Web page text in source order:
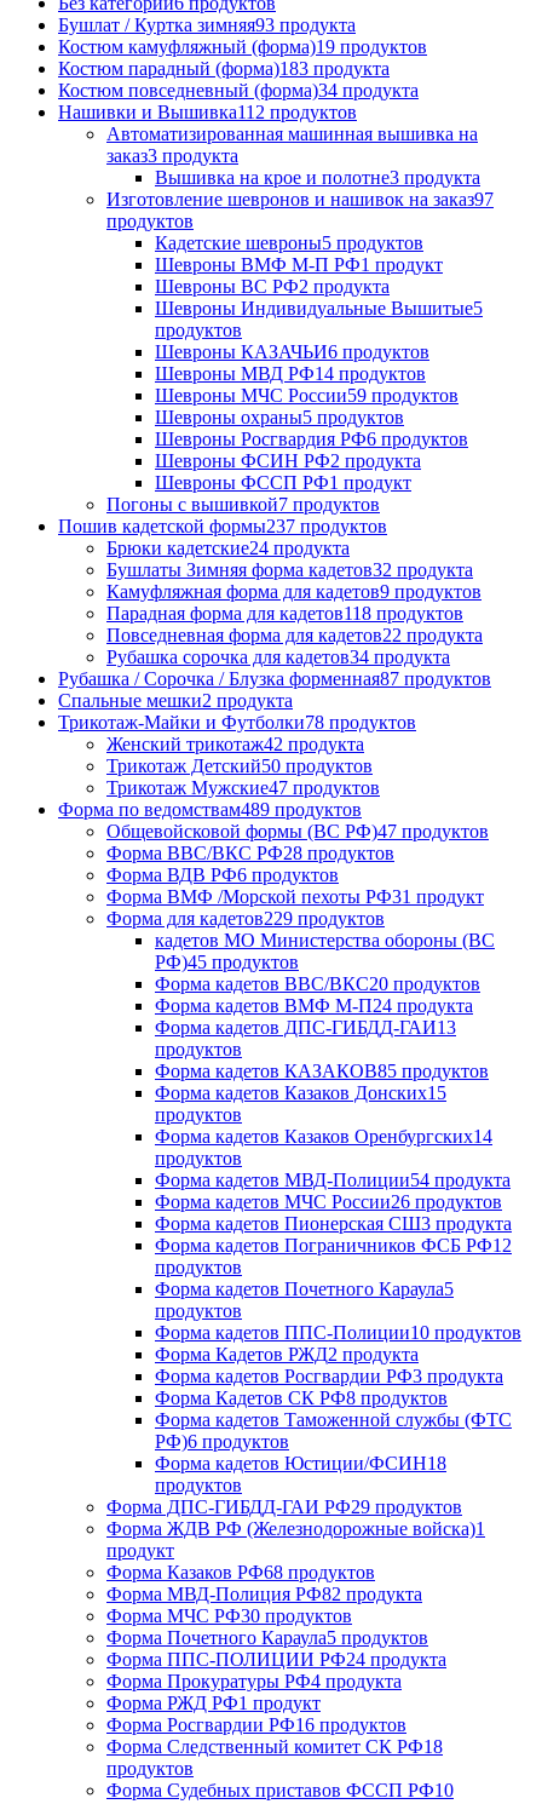
Бушлат / Куртка зимняя93 продукта
Костюм камуфляжный (форма)19 продуктов
Костюм парадный (форма)183 продукта
Костюм повседневный (форма)34 продукта
Нашивки и Вышивка112 продуктов
Автоматизированная машинная вышивка на
заказ3 продукта
Вышивка на крое и полотне3 продукта
Изготовление шевронов и нашивок на заказ97
продуктов
Кадетские шевроны5 продуктов
Шевроны ВМФ М-П РФ1 продукт
Шевроны ВС РФ2 продукта
Шевроны Индивидуальные Вышитые5
продуктов
Шевроны КАЗАЧЬИ6 продуктов
Шевроны МВД РФ14 продуктов
Шевроны МЧС России59 продуктов
Шевроны охраны5 продуктов
Шевроны Росгвардия РФ6 продуктов
Шевроны ФСИН РФ2 продукта
Шевроны ФССП РФ1 продукт
Погоны с вышивкой7 продуктов
Пошив кадетской формы237 продуктов
Брюки кадетские24 продукта
Бушлаты Зимняя форма кадетов32 продукта
Камуфляжная форма для кадетов9 продуктов
Парадная форма для кадетов118 продуктов
Повседневная форма для кадетов22 продукта
Рубашка сорочка для кадетов34 продукта
Рубашка / Сорочка / Блузка форменная87 продуктов
Спальные мешки2 продукта
Трикотаж-Майки и Футболки78 продуктов
Женский трикотаж42 продукта
Трикотаж Детский50 продуктов
Трикотаж Мужские47 продуктов
Форма по ведомствам489 продуктов
Общевойсковой формы (ВС РФ)47 продуктов
Форма ВВС/ВКС РФ28 продуктов
Форма ВДВ РФ6 продуктов
Форма ВМФ /Морской пехоты РФ31 продукт
Форма для кадетов229 продуктов
кадетов МО Министерства обороны (ВС
РФ)45 продуктов
Форма кадетов ВВС/ВКС20 продуктов
Форма кадетов ВМФ М-П24 продукта
Форма кадетов ДПС-ГИБДД-ГАИ13
продуктов
Форма кадетов КАЗАКОВ85 продуктов
Форма кадетов Казаков Донских15
продуктов
Форма кадетов Казаков Оренбургских14
продуктов
Форма кадетов МВД-Полиции54 продукта
Форма кадетов МЧС России26 продуктов
Форма кадетов Пионерская СШ3 продукта
Форма кадетов Пограничников ФСБ РФ12
продуктов
Форма кадетов Почетного Караула5
продуктов
Форма кадетов ППС-Полиции10 продуктов
Форма Кадетов РЖД2 продукта
Форма кадетов Росгвардии РФ3 продукта
Форма Кадетов СК РФ8 продуктов
Форма кадетов Таможенной службы (ФТС
РФ)6 продуктов
Форма кадетов Юстиции/ФСИН18
продуктов
Форма ДПС-ГИБДД-ГАИ РФ29 продуктов
Форма ЖДВ РФ (Железнодорожные войска)1
продукт
Форма Казаков РФ68 продуктов
Форма МВД-Полиция РФ82 продукта
Форма МЧС РФ30 продуктов
Форма Почетного Караула5 продуктов
Форма ППС-ПОЛИЦИИ РФ24 продукта
Форма Прокуратуры РФ4 продукта
Форма РЖД РФ1 продукт
Форма Росгвардии РФ16 продуктов
Форма Следственный комитет СК РФ18
продуктов
Форма Судебных приставов ФССП РФ10